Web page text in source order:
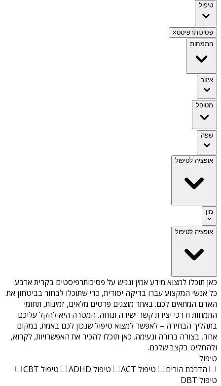
טיפול
פסיכותרפיסט×
התמחות
איזור
מטופל
שפה
אופציה לטיפול
מין
אופציה לטיפול
כאן תוכלו למצוא מידע אמין ונגיש על פסיכותרפיסטים בקרית ארבע.
כל אנשי המקצוע עברו בדיקה יסודית, כדי שתוכלו לבחור בביטחון את
האדם המתאים לכם. באתר מוצגים פרטים מלאים, זמינות, תחומי
התמחות ודרכי יצירת קשר ישירה ונוחה. המטרה היא להקל עליכם
בתהליך הבחירה – לאפשר למצוא טיפול שנכון לכם באמת, במקום
אחד, בצורה ברורה ונעימה. כאן תוכלו להכיר את האפשרויות, לקרוא,
ולהחליט בקצב שלכם.
טיפול
הדרכת הורים
טיפול ACT טיפול ADHD
טיפול CBT
טיפול DBT